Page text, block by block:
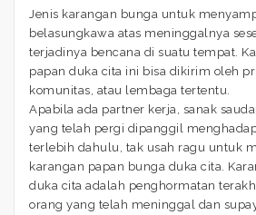
Jenis karangan bunga untuk
belasungkawa atas meninggalnya
terjadinya bencana di suatu tempat.
papan duka cita ini bisa dikirim oleh
komunitas, atau lembaga tertentu.
Apabila ada partner kerja, sanak
yang telah pergi dipanggil
terlebih dahulu, tak usah ragu untuk
karangan papan bunga duka cita.
duka cita adalah penghormatan
orang yang telah meninggal dan